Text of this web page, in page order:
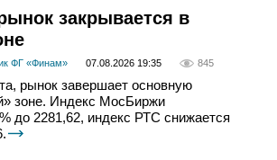
закрывается в
ФГ «Финам» 07.08.2026 19:35 845
рынок завершает основную
зоне. Индекс МосБиржи
до 2281,62, индекс РТС снижается